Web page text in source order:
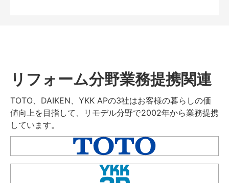
リフォーム分野業務提携関連
TOTO、DAIKEN、YKK APの3社はお客様の暮らしの価
値向上を目指して、リモデル分野で2002年から業務提携
しています。